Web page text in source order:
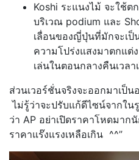
Koshi ระแนงไม้ จะใช้
บริเวณ podium และ
เลื่อนของญี่ปุ่นที่มักจะเ
ความโปร่งแสงมาตกแต่
เล่นในตอนกลางคืนเวลา
ส่วนเวอร์ชั่นจริงจะออกมาเป็
ไม่รู้ว่าจะปรับแก้ดีไซน์จากใน
ว่า AP อย่าเปิดราคาโหดมาก
ราคาแร๊งแรงเหลือเกิน ^^”